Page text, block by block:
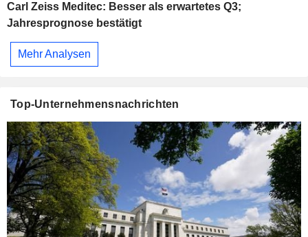
Carl Zeiss Meditec: Besser als erwartetes Q3;
Jahresprognose bestätigt
Mehr Analysen
Top-Unternehmensnachrichten